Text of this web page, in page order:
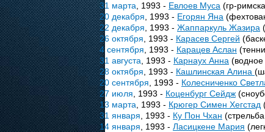
31 марта , 1993 - Евлоев Муса (гр-
20 декабря , 1993 - Егорян Яна
22 декабря , 1993 - Жаппаркуль Жазира
26 октября , 1993 - Карасев Сергей
4 сентября , 1993 - Карацев Аслан
31 августа , 1993 - Карнаух Анна
28 октября , 1993 - Кашлинская Алина
20 сентября , 1993 - Колесниченко
27 июля , 1993 - Коценбург Сейдж
13 марта , 1993 - Крюгер Симен Хегстад
31 января , 1993 - Ку Пон Чхан
14 января , 1993 - Ласицкене Мария